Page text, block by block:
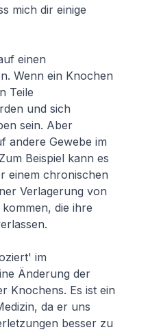
mich dir einige
einen
Wenn ein Knochen
Teile
und sich
sein. Aber
andere Gewebe im
Beispiel kann es
einem chronischen
Verlagerung von
die ihre
im
Änderung der
Knochens. Es ist ein
da er uns
besser zu